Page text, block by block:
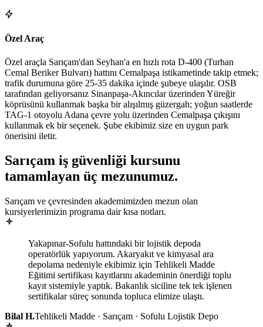
Özel Araç
Özel araçla Sarıçam'dan Seyhan'a en hızlı rota D-400 (Turhan
Cemal Beriker Bulvarı) hattını Cemalpaşa istikametinde takip etmek;
trafik durumuna göre 25-35 dakika içinde şubeye ulaşılır. OSB
tarafından geliyorsanız Sinanpaşa-Akıncılar üzerinden Yüreğir
köprüsünü kullanmak başka bir alışılmış güzergah; yoğun saatlerde
TAG-1 otoyolu Adana çevre yolu üzerinden Cemalpaşa çıkışını
kullanmak ek bir seçenek. Şube ekibimiz size en uygun park
önerisini iletir.
Sarıçam iş güvenliği kursunu
tamamlayan üç mezunumuz.
Sarıçam ve çevresinden akademimizden mezun olan
kursiyerlerimizin programa dair kısa notları.
Yakapınar-Sofulu hattındaki bir lojistik depoda
operatörlük yapıyorum. Akaryakıt ve kimyasal ara
depolama nedeniyle ekibimiz için Tehlikeli Madde
Eğitimi sertifikası kayıtlarını akademinin önerdiği toplu
kayıt sistemiyle yaptık. Bakanlık siciline tek tek işlenen
sertifikalar süreç sonunda topluca elimize ulaştı.
Bilal H.Tehlikeli Madde · Sarıçam · Sofulu Lojistik Depo